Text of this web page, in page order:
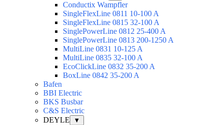
Conductix Wampfler
SingleFlexLine 0811 10-100 A
SingleFlexLine 0815 32-100 A
SinglePowerLine 0812 25-400 A
SinglePowerLine 0813 200-1250 A
MultiLine 0831 10-125 A
MultiLine 0835 32-100 A
EcoClickLine 0832 35-200 A
BoxLine 0842 35-200 A
Bafen
BBI Electric
BKS Busbar
C&S Electric
DEYLE
▼